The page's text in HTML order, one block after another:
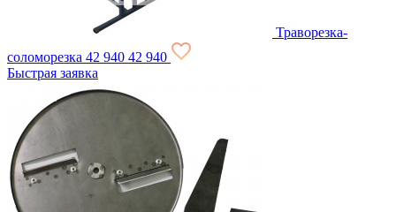
Траворезка-
соломорезка 42 940 42 940
Быстрая заявка